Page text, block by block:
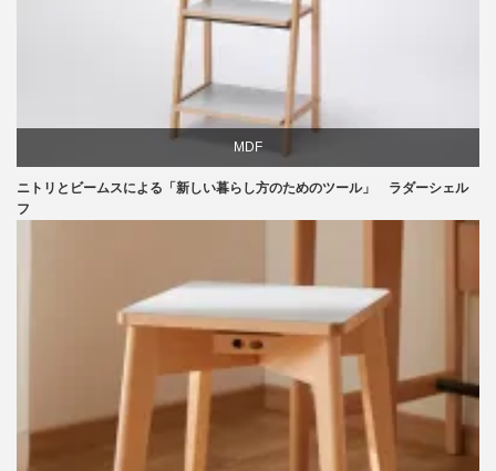
MDF
ライフスタイル
家具
ニトリとビームスによる「新しい暮らし方のためのツール」 ラダーシェル
フ